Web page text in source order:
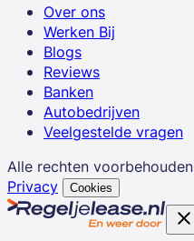
Over ons
Werken Bij
Blogs
Reviews
Banken
Autobedrijven
Veelgestelde vragen
Alle rechten voorbehouden
Privacy
Cookies